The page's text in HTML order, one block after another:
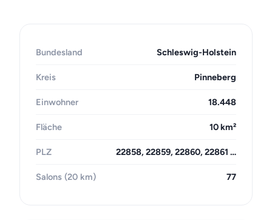
Bundesland Schleswig-Holstein
Kreis Pinneberg
Einwohner 18.448
Fläche 10 km²
PLZ 22858, 22859, 22860, 22861 …
Salons (20 km) 77